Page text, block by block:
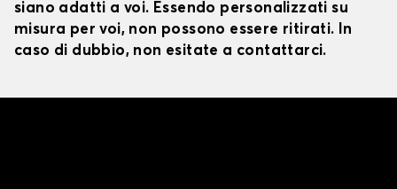
siano adatti a voi. Essendo personalizzati su
misura per voi, non possono essere ritirati. In
caso di dubbio, non esitate a contattarci.